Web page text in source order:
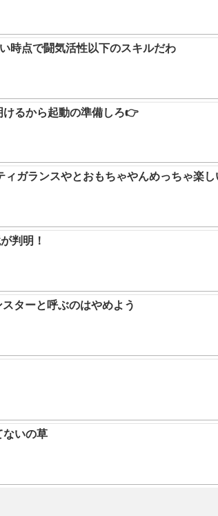
時点で闘気活性以下のスキルだわ
けるから起動の準備しろ👉
ィガランスやとおもちゃやんめっちゃ楽し
判明！
ターと呼ぶのはやめよう
ないの草